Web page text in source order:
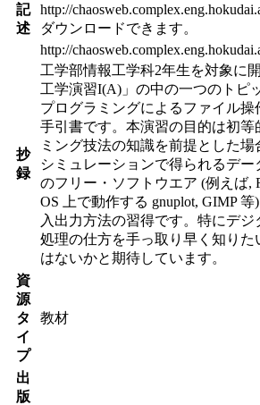
記
述
http://
ダウンロードできます。
http://
抄
録
工学部情報工学科2年生を対象に
工学演習I(A)」の中の一つのトピ
プログラミングによるファイル操
手引書です。本演習の目的は初等
ミング技法の知識を前提とした場
シミュレーションで得られるデ
のフリー・ソフトウエア (例えば,
OS 上で動作する gnuplot, GIMP
入出力方法の習得です。特にデ
処理の仕方を手っ取り早く知りた
はないかと期待しています。
資
源
タ
イ
プ
教材
出
版